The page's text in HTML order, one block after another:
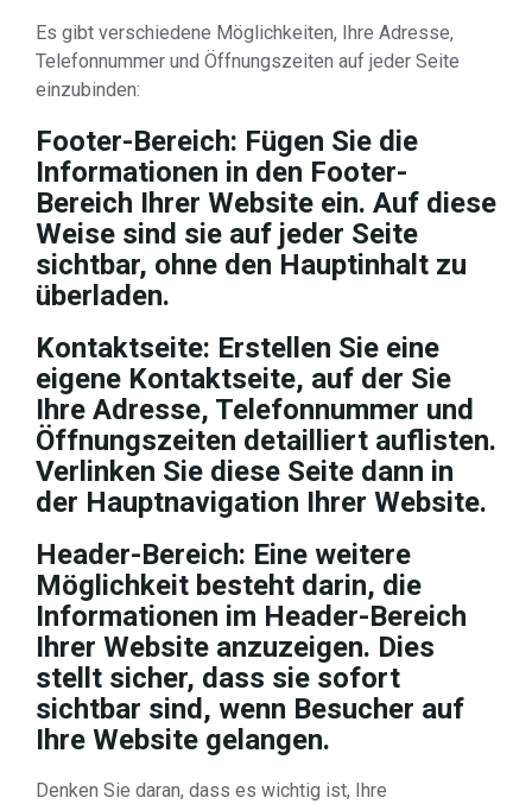
Es gibt verschiedene Möglichkeiten, Ihre Adresse,
Telefonnummer und Öffnungszeiten auf jeder Seite
einzubinden:
Footer-Bereich: Fügen Sie die
Informationen in den Footer-
Bereich Ihrer Website ein. Auf diese
Weise sind sie auf jeder Seite
sichtbar, ohne den Hauptinhalt zu
überladen.
Kontaktseite: Erstellen Sie eine
eigene Kontaktseite, auf der Sie
Ihre Adresse, Telefonnummer und
Öffnungszeiten detailliert auflisten.
Verlinken Sie diese Seite dann in
der Hauptnavigation Ihrer Website.
Header-Bereich: Eine weitere
Möglichkeit besteht darin, die
Informationen im Header-Bereich
Ihrer Website anzuzeigen. Dies
stellt sicher, dass sie sofort
sichtbar sind, wenn Besucher auf
Ihre Website gelangen.
Denken Sie daran, dass es wichtig ist, Ihre